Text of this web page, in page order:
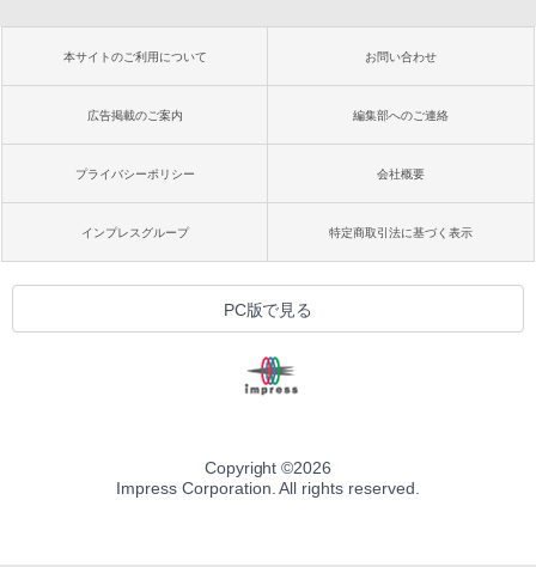
本サイトのご利用について お問い合わせ
広告掲載のご案内 編集部へのご連絡
プライバシーポリシー 会社概要
インプレスグループ 特定商取引法に基づく表示
PC版で見る
Copyright ©2026
Impress Corporation. All rights reserved.